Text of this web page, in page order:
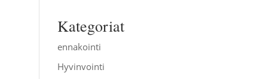
Kategoriat
ennakointi
Hyvinvointi